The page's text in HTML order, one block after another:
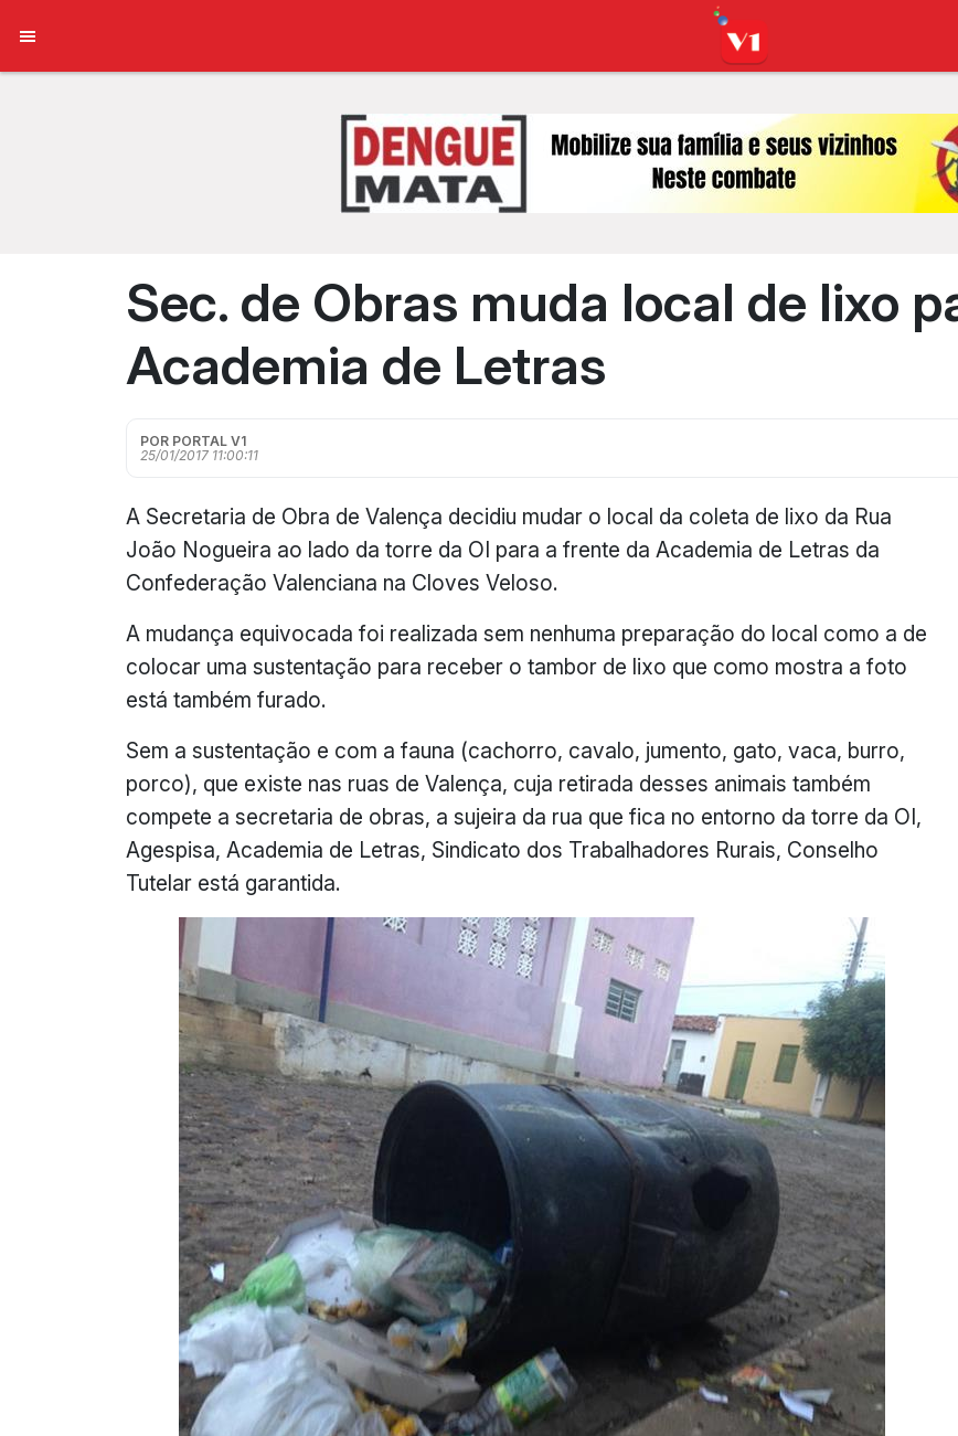
Sec. de Obras muda local de lixo
Academia de Letras
POR PORTAL V1
25/01/2017 11:00:11
A Secretaria de Obra de Valença decidiu mudar o local da coleta de lixo da Rua
João Nogueira ao lado da torre da OI para a frente da Academia de Letras da
Confederação Valenciana na Cloves Veloso.
A mudança equivocada foi realizada sem nenhuma preparação do local como a de
colocar uma sustentação para receber o tambor de lixo que como mostra a foto
está também furado.
Sem a sustentação e com a fauna (cachorro, cavalo, jumento, gato, vaca, burro,
porco), que existe nas ruas de Valença, cuja retirada desses animais também
compete a secretaria de obras, a sujeira da rua que fica no entorno da torre da OI,
Agespisa, Academia de Letras, Sindicato dos Trabalhadores Rurais, Conselho
Tutelar está garantida.